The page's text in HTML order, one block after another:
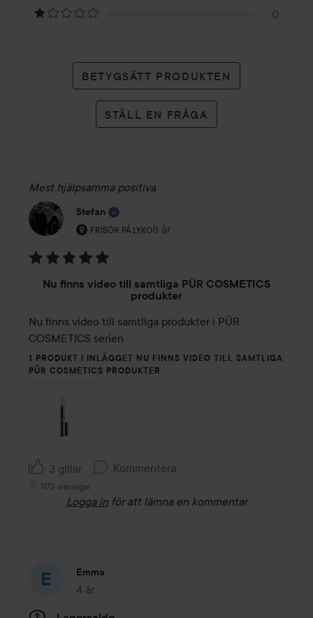
0
BETYGSÄTT PRODUKTEN
STÄLL EN FRÅGA
Mest hjälpsamma positiva
Stefan
FRISÖR PÅ LYKO
Användarens roll: Frisör på Lyko.
8 år
Inlägget skapades 8 år
5
Nu finns video till samtliga PÜR COSMETICS
produkter
Nu finns video till samtliga produkter i PÜR
COSMETICS serien
1 PRODUKT I INLÄGGET NU FINNS VIDEO TILL SAMTLIGA
PÜR COSMETICS PRODUKTER
3 gillar Kommentera
1172 visningar
Logga in för att lämna en kommentar
Emma
4 år
Inlägget skapades 4 år